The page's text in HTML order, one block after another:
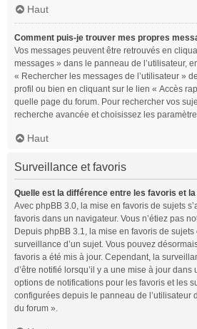
Haut
Comment puis-je trouver mes propres
Vos messages peuvent être retrouvés en
messages » dans le panneau de l’utilisateur,
« Rechercher les messages de l’utilisateur »
profil ou bien en cliquant sur le lien « Accès
quelle page du forum. Pour rechercher vos
recherche avancée et choisissez les
Haut
Surveillance et favoris
Quelle est la différence entre les favoris et
Avec phpBB 3.0, la mise en favoris de sujets
favoris dans un navigateur. Vous n’étiez pas
Depuis phpBB 3.1, la mise en favoris de
surveillance d’un sujet. Vous pouvez
favoris a été mis à jour. Cependant, la
d’être notifié lorsqu’il y a une mise à jour dans
options de notifications pour les favoris et les
configurées depuis le panneau de l’utilisateur
du forum ».